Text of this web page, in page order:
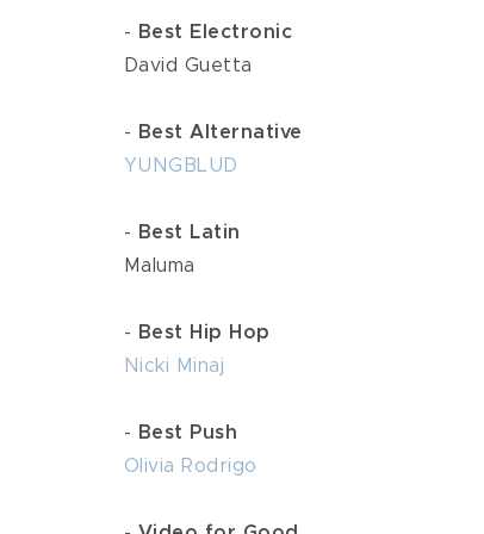
-
Best Electronic
David Guetta
-
Best Alternative
YUNGBLUD
-
Best Latin
Maluma
-
Best Hip Hop
Nicki Minaj
-
Best Push
Olivia Rodrigo